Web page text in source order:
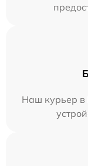
Наш курьер в